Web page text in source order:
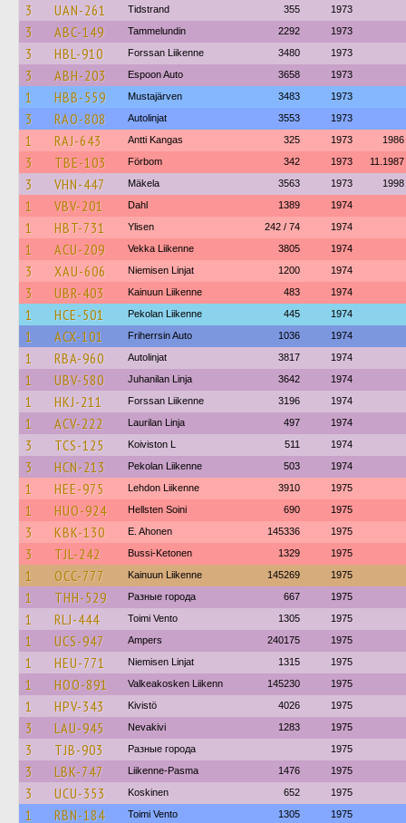
3 UAN-261 Tidstrand 355 1973
3 ABC-149 Tammelundin 2292 1973
3 HBL-910 Forssan Liikenne 3480 1973
3 ABH-203 Espoon Auto 3658 1973
1 HBB-559 Mustajärven 3483 1973
3 RAO-808 Autolinjat 3553 1973
1 RAJ-643 Antti Kangas 325 1973 1986
3 TBE-103 Förbom 342 1973 11.1987
3 VHN-447 Mäkela 3563 1973 1998
1 VBV-201 Dahl 1389 1974
1 HBT-731 Ylisen 242 / 74 1974
1 ACU-209 Vekka Liikenne 3805 1974
3 XAU-606 Niemisen Linjat 1200 1974
3 UBR-403 Kainuun Liikenne 483 1974
1 HCE-501 Pekolan Liikenne 445 1974
1 ACX-101 Friherrsin Auto 1036 1974
1 RBA-960 Autolinjat 3817 1974
1 UBV-580 Juhanilan Linja 3642 1974
1 HKJ-211 Forssan Liikenne 3196 1974
1 ACV-222 Laurilan Linja 497 1974
3 TCS-125 Koiviston L 511 1974
3 HCN-213 Pekolan Liikenne 503 1974
1 HEE-975 Lehdon Liikenne 3910 1975
1 HUO-924 Hellsten Soini 690 1975
3 KBK-130 E. Ahonen 145336 1975
3 TJL-242 Bussi-Ketonen 1329 1975
1 OCC-777 Kainuun Liikenne 145269 1975
1 THH-529 Разные города 667 1975
1 RLJ-444 Toimi Vento 1305 1975
1 UCS-947 Ampers 240175 1975
1 HEU-771 Niemisen Linjat 1315 1975
1 HOO-891 Valkeakosken Liikenn 145230 1975
1 HPV-343 Kivistö 4026 1975
3 LAU-945 Nevakivi 1283 1975
3 TJB-903 Разные города 1975
3 LBK-747 Liikenne-Pasma 1476 1975
3 UCU-353 Koskinen 652 1975
1 RBN-184 Toimi Vento 1305 1975